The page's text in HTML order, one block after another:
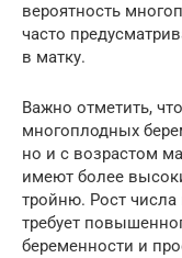
вероятность
часто
в матку.
Важно отметить,
многоплодных
но и с возрастом
имеют более
тройню. Рост
требует
беременности и